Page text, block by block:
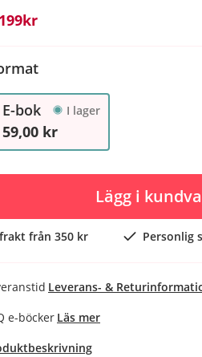
E-bok I lager
59,00 kr
Lägg i
från 350 kr Personlig
Leverans- &
e-böcker Läs mer